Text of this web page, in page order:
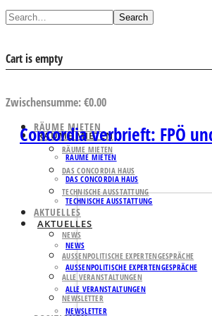
Search
Cart is empty
Zwischensumme:€0.00
RÄUME MIETEN
RÄUME MIETEN
DAS CONCORDIA HAUS
TECHNISCHE AUSSTATTUNG
AKTUELLES
NEWS
AUSSENPOLITISCHE EXPERTENGESPRÄCHE
ALLE VERANSTALTUNGEN
NEWSLETTER
RÄUME MIETEN
RÄUME MIETEN
DAS CONCORDIA HAUS
TECHNISCHE AUSSTATTUNG
AKTUELLES
NEWS
AUSSENPOLITISCHE EXPERTENGESPRÄCHE
ALLE VERANSTALTUNGEN
NEWSLETTER
Concordia verbrieft: FPÖ